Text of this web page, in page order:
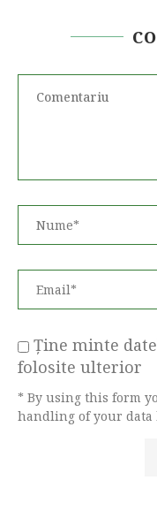
Ține minte
folosite ulterior
* By using this form
handling of your data